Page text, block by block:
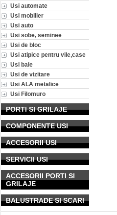
Usi automate
Usi mobilier
Usi auto
Usi sobe, seminee
Usi de bloc
Usi atipice pentru vile,case
Usi baie
Usi de vizitare
Usi ALA metalice
Usi Filomuro
PORTI SI GRILAJE
COMPONENTE USI
ACCESORII USI
SERVICII USI
ACCESORII PORTI SI
GRILAJE
BALUSTRADE SI SCARI